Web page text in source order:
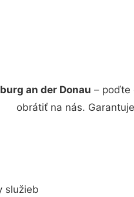
an der Donau – poďte
obrátiť na nás.
služieb